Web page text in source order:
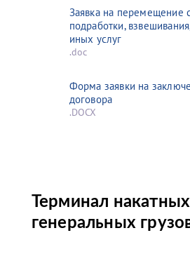
Заявка на перемещение
подработки,
иных услуг
.doc
Форма заявки на
договора
.DOCX
Терминал
генеральных